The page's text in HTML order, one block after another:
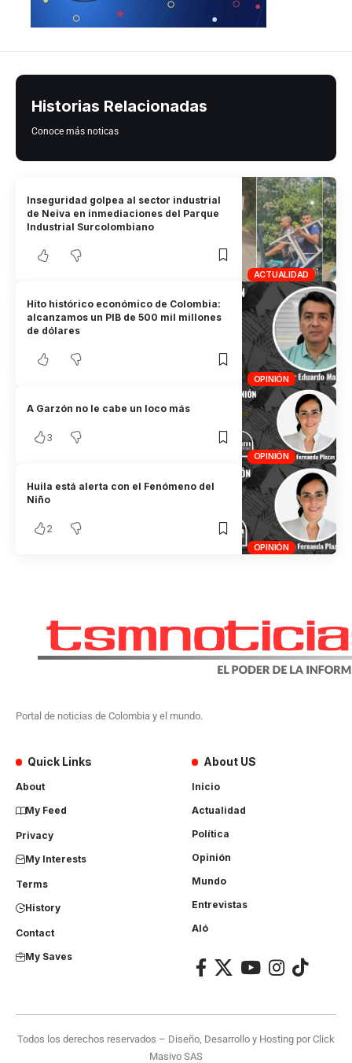
Historias Relacionadas
Conoce más noticas
ACTUALIDAD
Inseguridad golpea al sector industrial
de Neiva en inmediaciones del Parque
Industrial Surcolombiano
OPINIÓN
Hito histórico económico de Colombia:
alcanzamos un PIB de 500 mil millones
de dólares
OPINIÓN
A Garzón no le cabe un loco más
3
OPINIÓN
Huila está alerta con el Fenómeno del
Niño
2
Portal de noticias de Colombia y el mundo.
Quick Links
About
My Feed
Privacy
My Interests
Terms
History
Contact
My Saves
About US
Inicio
Actualidad
Política
Opinión
Mundo
Entrevistas
Aló
Todos los derechos reservados – Diseño, Desarrollo y Hosting porClick
Masivo SAS